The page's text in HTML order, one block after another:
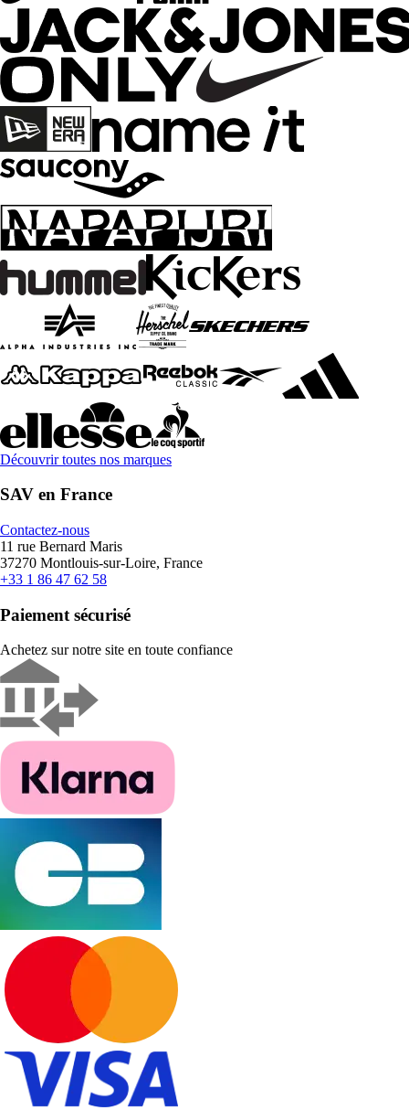
Découvrir toutes nos marques
SAV en France
Contactez-nous
11 rue Bernard Maris
37270 Montlouis-sur-Loire, France
+33 1 86 47 62 58
Paiement sécurisé
Achetez sur notre site en toute confiance